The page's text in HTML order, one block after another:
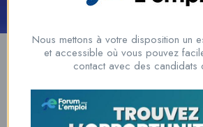
Show Sidebar
You need to be signed in to access this
Nous mettons à votre disposition un
et accessible où vous pouvez
contact avec des candidats